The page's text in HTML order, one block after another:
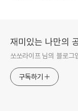
재미있는 나만의
쏘쏘라이프 님의 블로그
구독하기